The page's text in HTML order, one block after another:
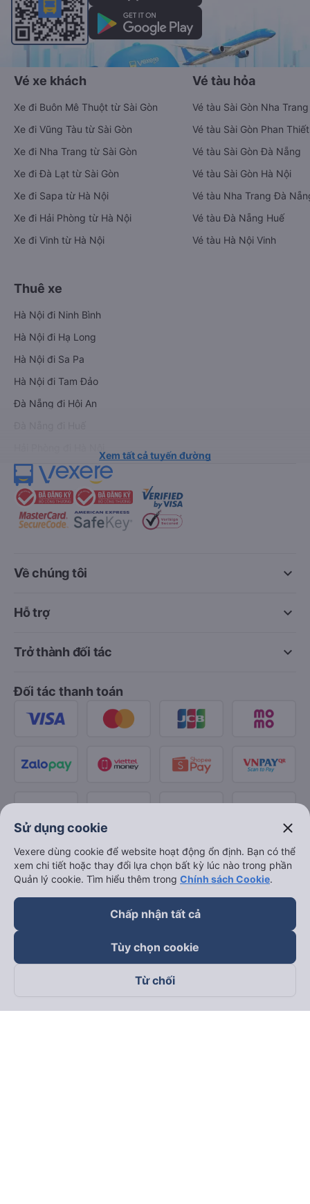
Vé xe khách
Xe đi Buôn Mê Thuột từ Sài Gòn
Xe đi Vũng Tàu từ Sài Gòn
Xe đi Nha Trang từ Sài Gòn
Xe đi Đà Lạt từ Sài Gòn
Xe đi Sapa từ Hà Nội
Xe đi Hải Phòng từ Hà Nội
Xe đi Vinh từ Hà Nội
Vé tàu hỏa
Vé tàu Sài Gòn Nha Trang
Vé tàu Sài Gòn Phan Thiết
Vé tàu Sài Gòn Đà Nẵng
Vé tàu Sài Gòn Hà Nội
Vé tàu Nha Trang Đà
Vé tàu Đà Nẵng Huế
Vé tàu Hà Nội Vinh
Thuê xe
Hà Nội đi Ninh Bình
Hà Nội đi Hạ Long
Hà Nội đi Sa Pa
Hà Nội đi Tam Đảo
Đà Nẵng đi Hội An
Xem tất cả tuyến đường
keyboard_arrow_down
Về chúng tôi
keyboard_arrow_down
Hỗ trợ
keyboard_arrow_down
Trở thành đối tác
Đối tác thanh toán
Theo dõi chúng tôi trên
Sử dụng cookie close
Vexere dùng cookie để website hoạt động ổn định. Bạn có thể
xem chi tiết hoặc thay đổi lựa chọn bất kỳ lúc nào trong phần
Quản lý cookie. Tìm hiểu thêm trong Chính sách Cookie.
Chấp nhận tất cả
Tùy chọn cookie
Từ chối